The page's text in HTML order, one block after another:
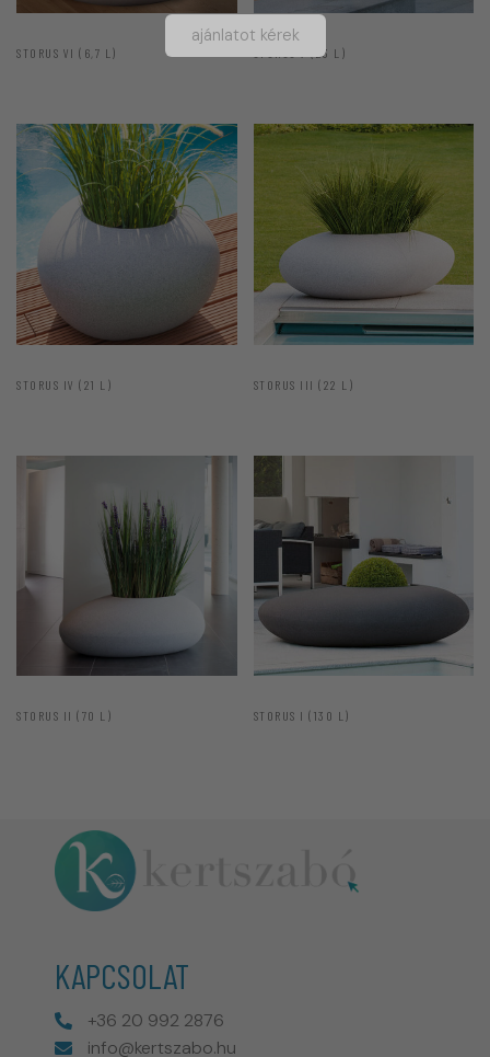
STORUS VI (6,7 L) STORUS V (23 L)
STORUS IV (21 L) STORUS III (22 L)
STORUS II (70 L) STORUS I (130 L)
KAPCSOLAT
+36 20 992 2876
info@kertszabo.hu
ajánlatot kérek